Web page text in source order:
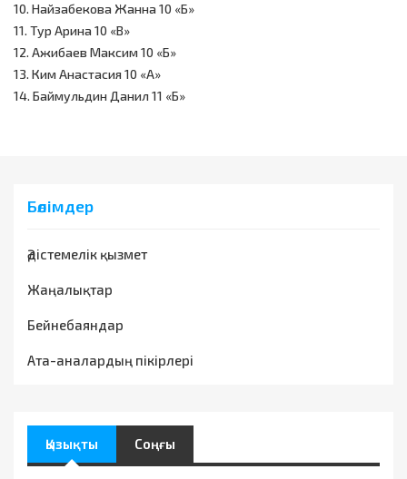
10. Найзабекова Жанна 10 «Б»
11. Тур Арина 10 «В»
12. Ажибаев Максим 10 «Б»
13. Ким Анастасия 10 «А»
14. Баймульдин Данил 11 «Б»
Бөлімдер
Әдістемелік қызмет
Жаңалықтар
Бейнебаяндар
Ата-аналардың пікірлері
Қызықты Соңғы